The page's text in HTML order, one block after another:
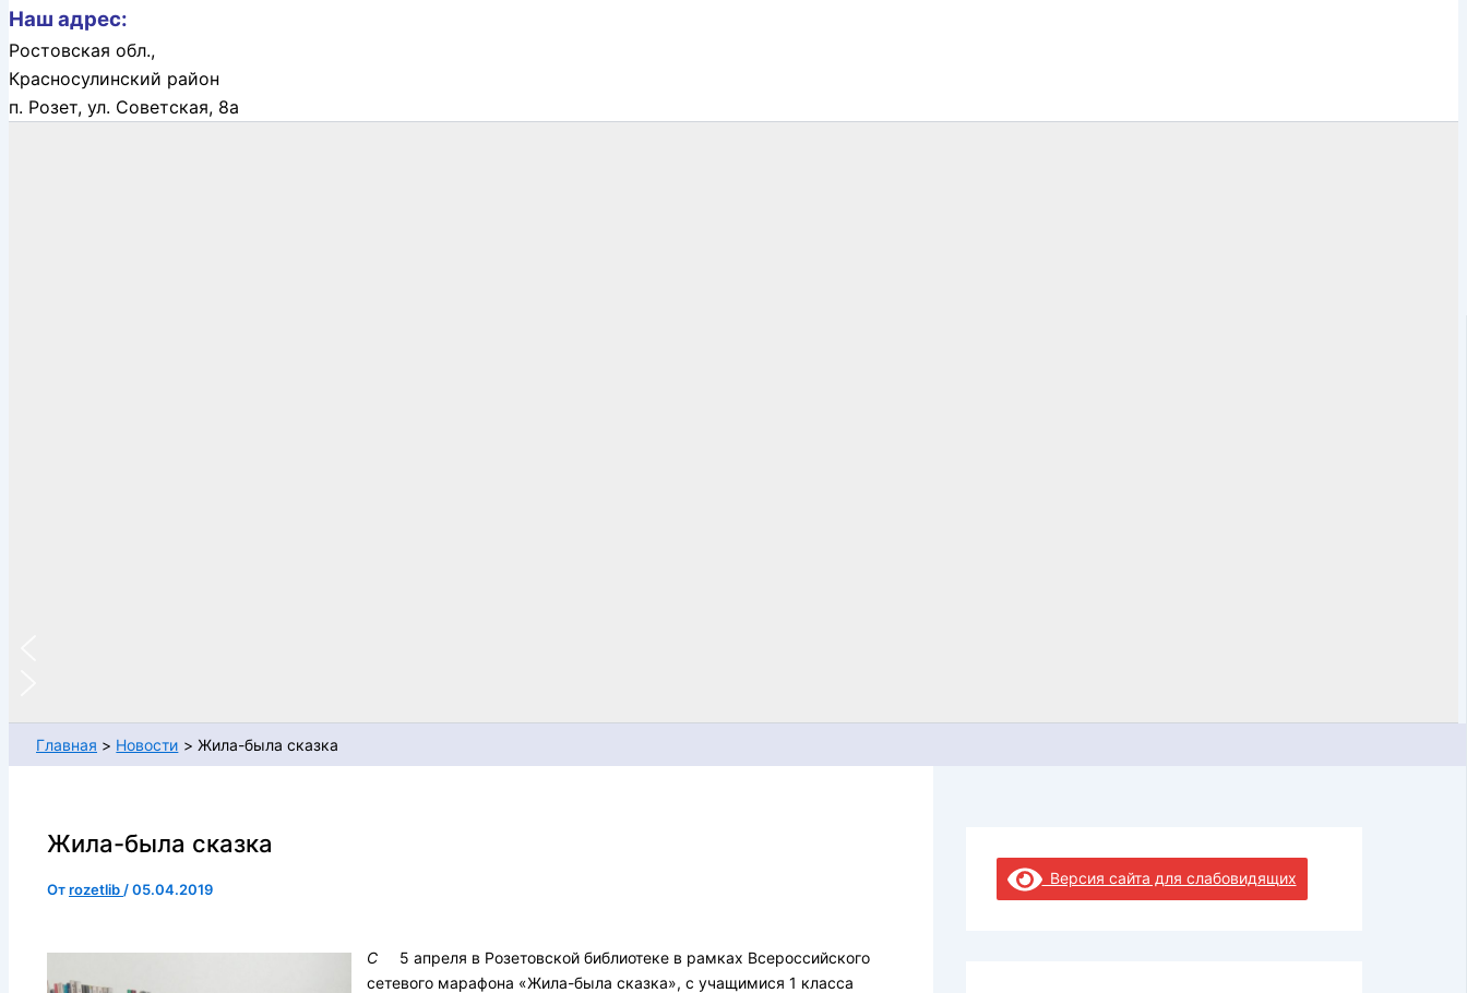
Наш адрес:
Ростовская обл.,
Красносулинский район
п. Розет, ул. Советская, 8а
Главная Новости Жила-была сказка
Жила-была сказка
Отrozetlib /05.04.2019
С
5 апреля в Розетовской библиотеке в рамках Всероссийского
сетевого марафона «Жила-была сказка», с учащимися 1 класса
Версия сайта для слабовидящих